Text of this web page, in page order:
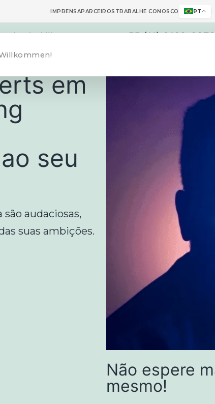
IMPRENSAPARCEIROS TRABALHE CONOSCO PT
de Ulhoa
Barueri - SP
+55 (11) 3198-9073
em
seu
audaciosas,
suas ambições.
Não espere
mesmo!